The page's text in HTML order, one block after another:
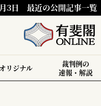
3日 最近の公開記事一覧
リジナル
裁判例の
速報・解説